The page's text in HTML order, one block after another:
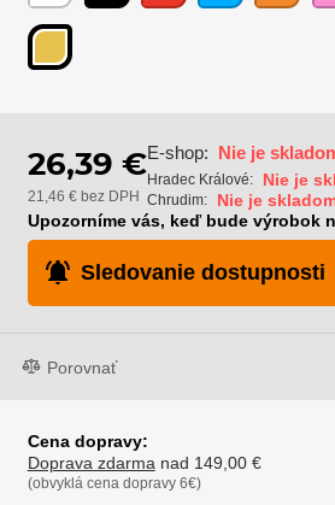
26,39 €
21,46 € bez DPH
E-shop: Nie je
Hradec Králové: Nie je
Chrudim:
Nie je
Upozorníme vás, keď bude výrobok
Sledovanie dostupnosti
Porovnať
Cena dopravy:
Doprava zdarma nad 149,00 €
(obvyklá cena dopravy 6€)